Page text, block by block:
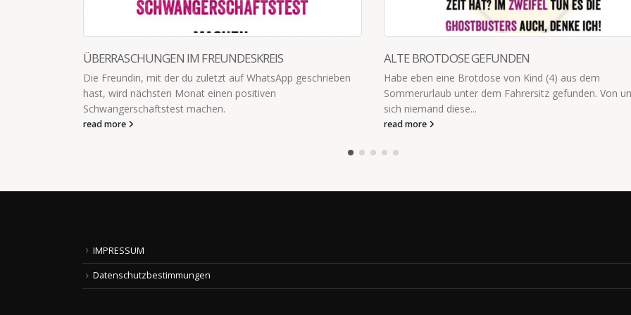
ÜBERRASCHUNGEN IM FREUNDESKREIS
Die Freundin, mit der du zuletzt auf WhatsApp geschrieben
hast, wird nächsten Monat einen positiven
Schwangerschaftstest machen.
read more
ALTE BROTDOSE GEFUNDEN
Habe eben eine Brotdose von Kind (4) aus dem
Sommerurlaub unter dem Fahrersitz gefunden. Von
sich niemand diese...
read more
IMPRESSUM
Datenschutzbestimmungen